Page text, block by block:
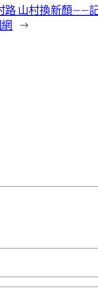
路 山村換新顏——
→